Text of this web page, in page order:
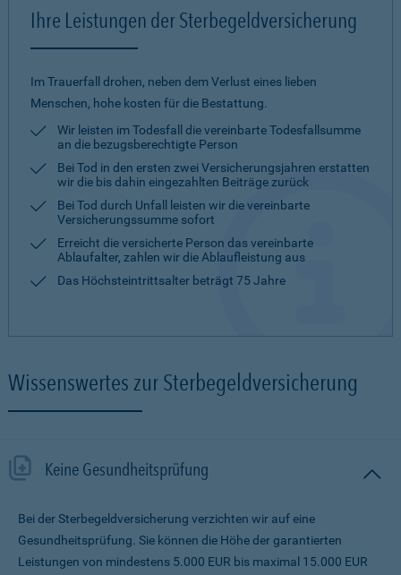
Ihre Leistungen der Sterbegeldversicherung
Im Trauerfall drohen, neben dem Verlust eines lieben
Menschen, hohe kosten für die Bestattung.
Wir leisten im Todesfall die vereinbarte Todesfallsumme
an die bezugsberechtigte Person
Bei Tod in den ersten zwei Versicherungsjahren erstatten
wir die bis dahin eingezahlten Beiträge zurück
Bei Tod durch Unfall leisten wir die vereinbarte
Versicherungssumme sofort
Erreicht die versicherte Person das vereinbarte
Ablaufalter, zahlen wir die Ablaufleistung aus
Das Höchsteintrittsalter beträgt 75 Jahre
Wissenswertes zur Sterbegeldversicherung
Keine Gesundheitsprüfung
Bei der Sterbegeldversicherung verzichten wir auf eine
Gesundheitsprüfung. Sie können die Höhe der garantierten
Leistungen von mindestens 5.000 EUR bis maximal 15.000 EUR